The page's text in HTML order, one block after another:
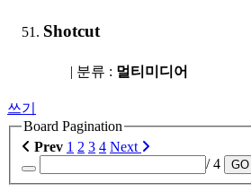
Shotcut
| 분류 : 멀티미디어
쓰기
Board Pagination
Prev 1 2 3 4 Next
/ 4
GO